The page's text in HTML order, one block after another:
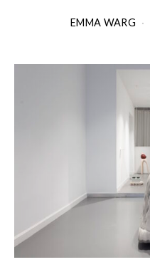
EMMA WARG